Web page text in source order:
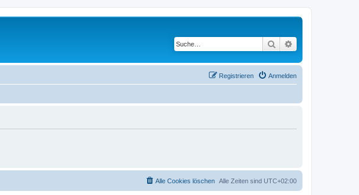
Suche
Anmelden
Registrieren
Alle Zeiten sind UTC+02:00
Alle Cookies löschen